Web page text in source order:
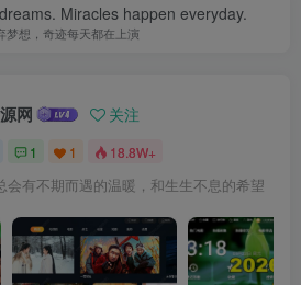
Miracles happen everyday.
梦想，奇迹每天都在上演
网 关注
1 1 18.8W+
会有不期而遇的温暖，和生生不息的希望